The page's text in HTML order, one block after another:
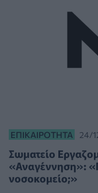
ΕΠΙΚΑΙΡΌΤΗΤΑ 24/
Σωματείο
«Αναγέννηση»:
νοσοκομείο;»